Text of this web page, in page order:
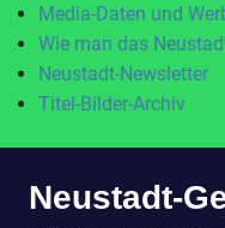
Media-Daten und
Wie man das
Neustadt-Newsletter
Titel-Bilder-Archiv
InhaltNeustadt-